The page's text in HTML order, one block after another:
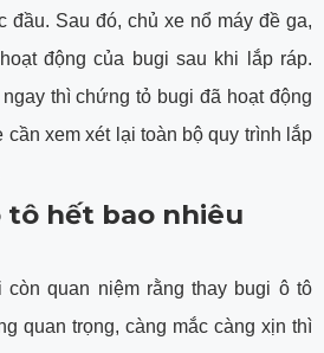
đầu. Sau đó, chủ xe nổ máy đề ga,
động của bugi sau khi lắp ráp.
thì chứng tỏ bugi đã hoạt động
xem xét lại toàn bộ quy trình lắp
tô hết bao nhiêu
còn quan niệm rằng thay bugi ô tô
quan trọng, càng mắc càng xịn thì